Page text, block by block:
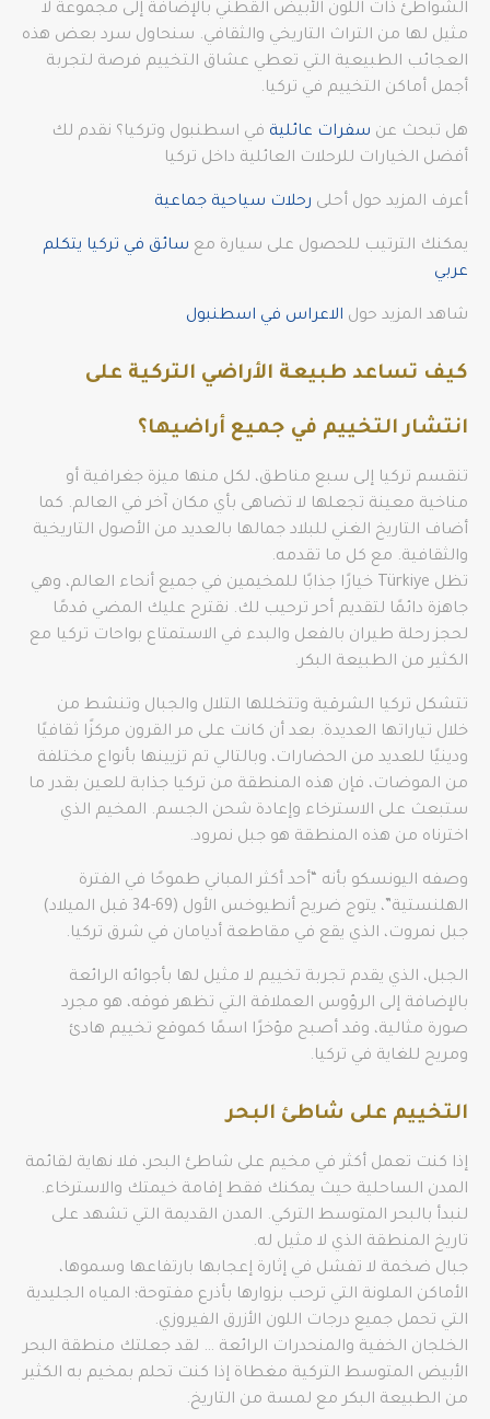
الشواطئ ذات اللون الأبيض القطني بالإضافة إلى مجموعة لا
مثيل لها من التراث التاريخي والثقافي. سنحاول سرد بعض هذه
العجائب الطبيعية التي تعطي عشاق التخييم فرصة لتجربة
أجمل أماكن التخييم في تركيا.
هل تبحث عن سفرات عائلية في اسطنبول وتركيا؟ نقدم لك
أفضل الخيارات للرحلات العائلية داخل تركيا
أعرف المزيد حول أحلى رحلات سياحية جماعية
يمكنك الترتيب للحصول على سيارة مع سائق في تركيا يتكلم
عربي
شاهد المزيد حول الاعراس في اسطنبول
كيف تساعد طبيعة الأراضي التركية على
انتشار التخييم في جميع أراضيها؟
تنقسم تركيا إلى سبع مناطق، لكل منها ميزة جغرافية أو
مناخية معينة تجعلها لا تضاهى بأي مكان آخر في العالم. كما
أضاف التاريخ الغني للبلاد جمالها بالعديد من الأصول التاريخية
والثقافية. مع كل ما تقدمه.
تظل Türkiye خيارًا جذابًا للمخيمين في جميع أنحاء العالم، وهي
جاهزة دائمًا لتقديم أحر ترحيب لك. نقترح عليك المضي قدمًا
لحجز رحلة طيران بالفعل والبدء في الاستمتاع بواحات تركيا مع
الكثير من الطبيعة البكر.
تتشكل تركيا الشرقية وتتخللها التلال والجبال وتنشط من
خلال تياراتها العديدة. بعد أن كانت على مر القرون مركزًا ثقافيًا
ودينيًا للعديد من الحضارات، وبالتالي تم تزيينها بأنواع مختلفة
من الموضات، فإن هذه المنطقة من تركيا جذابة للعين بقدر ما
ستبعث على الاسترخاء وإعادة شحن الجسم. المخيم الذي
اخترناه من هذه المنطقة هو جبل نمرود.
وصفه اليونسكو بأنه “أحد أكثر المباني طموحًا في الفترة
الهلنستية”، يتوج ضريح أنطيوخس الأول (69-34 قبل الميلاد)
جبل نمروت، الذي يقع في مقاطعة أديامان في شرق تركيا.
الجبل، الذي يقدم تجربة تخييم لا مثيل لها بأجوائه الرائعة
بالإضافة إلى الرؤوس العملاقة التي تظهر فوقه، هو مجرد
صورة مثالية، وقد أصبح مؤخرًا اسمًا كموقع تخييم هادئ
ومريح للغاية في تركيا.
التخييم على شاطئ البحر
إذا كنت تعمل أكثر في مخيم على شاطئ البحر، فلا نهاية لقائمة
المدن الساحلية حيث يمكنك فقط إقامة خيمتك والاسترخاء.
لنبدأ بالبحر المتوسط التركي. المدن القديمة التي تشهد على
تاريخ المنطقة الذي لا مثيل له.
جبال ضخمة لا تفشل في إثارة إعجابها بارتفاعها وسموها،
الأماكن الملونة التي ترحب بزوارها بأذرع مفتوحة؛ المياه الجليدية
التي تحمل جميع درجات اللون الأزرق الفيروزي.
الخلجان الخفية والمنحدرات الرائعة … لقد جعلتك منطقة البحر
الأبيض المتوسط التركية مغطاة إذا كنت تحلم بمخيم به الكثير
من الطبيعة البكر مع لمسة من التاريخ.